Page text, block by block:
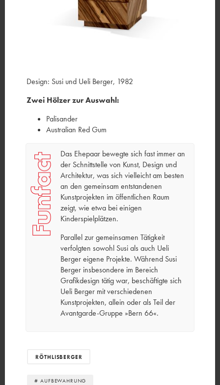
Design: Susi und Ueli Berger, 1982
Zwei Hölzer zur Auswahl:
Palisander
Australian Red Gum
Das Ehepaar bewegte sich fast immer an
der Schnittstelle von Kunst, Design und
Architektur, was sich vielleicht am besten
an den gemeinsam entstandenen
Kunstprojekten im öffentlichen Raum
zeigt, wie etwa bei einigen
Kinderspielplätzen.
Parallel zur gemeinsamen Tätigkeit
verfolgten sowohl Susi als auch Ueli
Berger eigene Projekte. Während Susi
Berger insbesondere im Bereich
Grafikdesign tätig war, beschäftigte sich
Ueli Berger mit verschiedenen
Kunstprojekten, allein oder als Teil der
Avantgarde-Gruppe »Bern 66«.
RÖTHLISBERGER
# AUFBEWAHRUNG